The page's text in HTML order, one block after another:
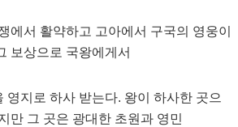
에서 활약하고 고아에서 구국의 영웅이
보상으로 국왕에게서
영지로 하사 받는다. 왕이 하사한 곳으
만 그 곳은 광대한 초원과 영민